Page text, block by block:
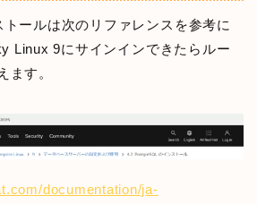
ールは次のリファレンスを参考に
Linux 9にサインインできたらルー
ます。
documentation/ja-